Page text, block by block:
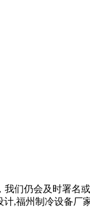
们仍会及时署名
,福州制冷设备厂